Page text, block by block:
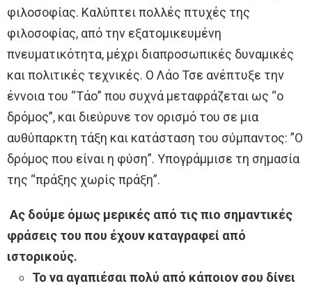
φιλοσοφίας. Καλύπτει πολλές πτυχές της
φιλοσοφίας, από την εξατομικευμένη
πνευματικότητα, μέχρι διαπροσωπικές δυναμικές
και πολιτικές τεχνικές. Ο Λάο Τσε ανέπτυξε την
έννοια του “Τάο” που συχνά μεταφράζεται ως “ο
δρόμος”, και διεύρυνε τον ορισμό του σε μια
αυθύπαρκτη τάξη και κατάσταση του σύμπαντος: ”Ο
δρόμος που είναι η φύση”. Υπογράμμισε τη σημασία
της “πράξης χωρίς πράξη”.
Ας δούμε όμως μερικές από τις πιο σημαντικές
φράσεις του που έχουν καταγραφεί από
ιστορικούς.
Το να αγαπιέσαι πολύ από κάποιον σου δίνει